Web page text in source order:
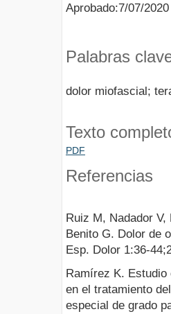
Aprobado:7/07/2020
Palabras
dolor miofascial;
Texto
PDF
Referencias
Ruiz M, Nadador
Benito G. Dolor de
Esp. Dolor 1:36-
Ramírez K.
en el tratamiento
especial de grado